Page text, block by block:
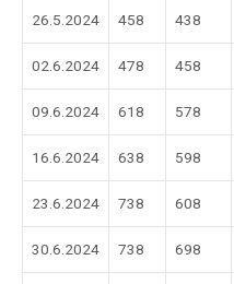
26.5.2024 458 438
02.6.2024 478 458
09.6.2024 618 578
16.6.2024 638 598
23.6.2024 738 608
30.6.2024 738 698